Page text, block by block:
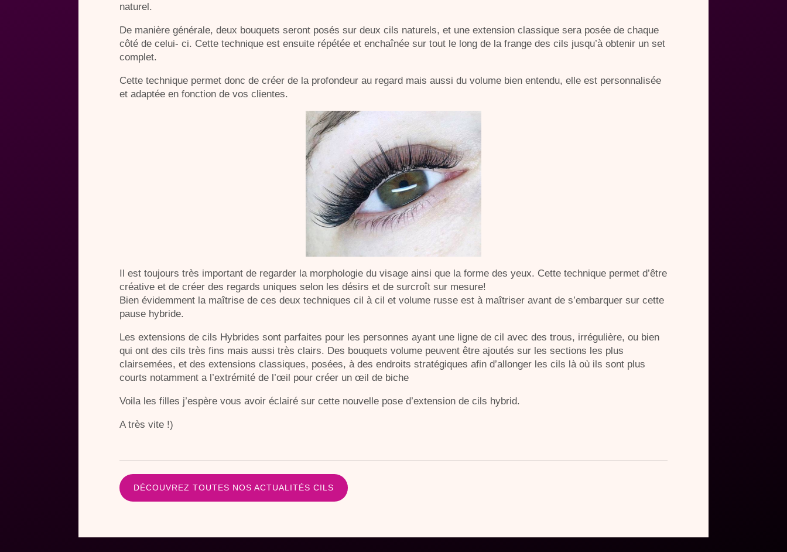
naturel.
De manière générale, deux bouquets seront posés sur deux cils naturels, et une extension classique sera posée de chaque
côté de celui- ci. Cette technique est ensuite répétée et enchaînée sur tout le long de la frange des cils jusqu’à obtenir un set
complet.
Cette technique permet donc de créer de la profondeur au regard mais aussi du volume bien entendu, elle est personnalisée
et adaptée en fonction de vos clientes.
Il est toujours très important de regarder la morphologie du visage ainsi que la forme des yeux. Cette technique permet d’être
créative et de créer des regards uniques selon les désirs et de surcroît sur mesure!
Bien évidemment la maîtrise de ces deux techniques cil à cil et volume russe est à maîtriser avant de s’embarquer sur cette
pause hybride.
Les extensions de cils Hybrides sont parfaites pour les personnes ayant une ligne de cil avec des trous, irrégulière, ou bien
qui ont des cils très fins mais aussi très clairs. Des bouquets volume peuvent être ajoutés sur les sections les plus
clairsemées, et des extensions classiques, posées, à des endroits stratégiques afin d’allonger les cils là où ils sont plus
courts notamment a l’extrémité de l’œil pour créer un œil de biche
Voila les filles j’espère vous avoir éclairé sur cette nouvelle pose d’extension de cils hybrid.
A très vite !)
DÉCOUVREZ TOUTES NOS ACTUALITÉS CILS